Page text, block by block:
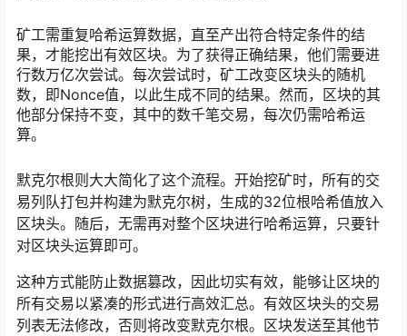
矿工需重复哈希运算数据，直至产出符合特定条件的结
果，才能挖出有效区块。为了获得正确结果，他们需要进
行数万亿次尝试。每次尝试时，矿工改变区块头的随机
数，即Nonce值，以此生成不同的结果。然而，区块的其
他部分保持不变，其中的数千笔交易，每次仍需哈希运
算。
默克尔根则大大简化了这个流程。开始挖矿时，所有的交
易列队打包并构建为默克尔树，生成的32位根哈希值放入
区块头。随后，无需再对整个区块进行哈希运算，只要针
对区块头运算即可。
这种方式能防止数据篡改，因此切实有效，能够让区块的
所有交易以紧凑的形式进行高效汇总。有效区块头的交易
列表无法修改，否则将改变默克尔根。区块发送至其他节